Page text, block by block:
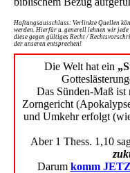
Haftungsausschluss: Verlinkte Quellen
werden. Hierfür u. generell lehnen wir
diese gegen gültiges Recht /
der unseren entsprechen!
Die Welt hat ein
Das Sünden-Maß
Zorngericht
und Umkehr erfolgt
Aber 1 Thess. 1,10
Darum komm